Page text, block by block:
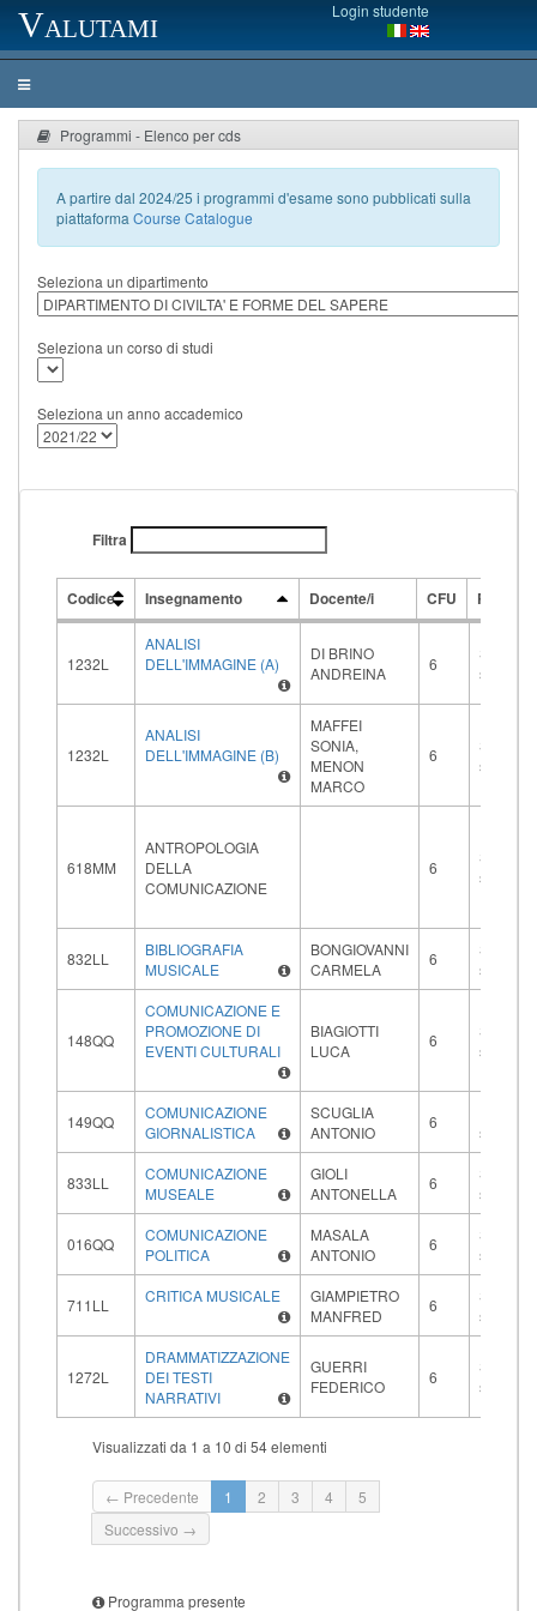
Valutami Login studente
Programmi - Elenco per cds
A partire dal 2024/25 i programmi d'esame sono pubblicati sulla
piattaforma Course Catalogue
Seleziona un dipartimento
Seleziona un corso di studi
Seleziona un anno accademico
Filtra
Codice Insegnamento Docente/i CFU
Periodo
1232L
ANALISI
DELL'IMMAGINE (A)
DI BRINO
ANDREINA
6
Secondo
1232L
ANALISI
DELL'IMMAGINE (B)
MAFFEI
SONIA,
MENON
MARCO
6
Secondo
618MM
ANTROPOLOGIA
DELLA
COMUNICAZIONE
6
Secondo
832LL
BIBLIOGRAFIA
MUSICALE
BONGIOVANNI
CARMELA
6
Secondo
148QQ
COMUNICAZIONE E
PROMOZIONE DI
EVENTI CULTURALI
BIAGIOTTI
LUCA
6
Secondo
149QQ
COMUNICAZIONE
GIORNALISTICA
SCUGLIA
ANTONIO
6
833LL
COMUNICAZIONE
MUSEALE
GIOLI
ANTONELLA
6
Secondo
016QQ
COMUNICAZIONE
POLITICA
MASALA
ANTONIO
6
Secondo
711LL CRITICA MUSICALE
GIAMPIETRO
MANFRED
6
Secondo
1272L
DRAMMATIZZAZIONE
DEI TESTI
NARRATIVI
GUERRI
FEDERICO
6
Secondo
Visualizzati da 1 a 10 di 54 elementi
← Precedente 1 2 3 4
5
Successivo →
Programma presente